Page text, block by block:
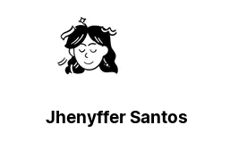
Jhenyffer Santos